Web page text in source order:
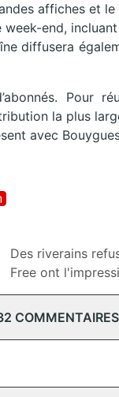
affiches et
end,
diffusera
Pour
la plus
avec
Des riverains
Free ont
COMMENTAIRES